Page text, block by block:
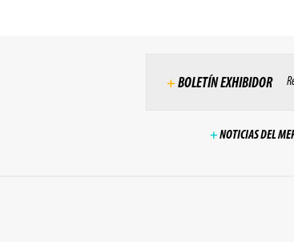
+ BOLETÍN EXHIBIDOR
+NOTICIAS DEL